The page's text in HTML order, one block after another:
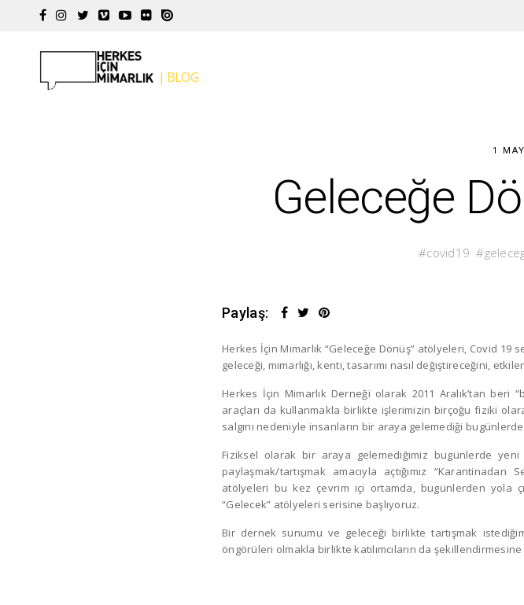
1
Geleceğe
covid19
Paylaş:
Herkes İçin Mimarlık “Geleceğe Dönüş” atölyeleri, Covid
geleceği, mimarlığı, kenti, tasarımı nasıl değiştireceğini,
Herkes İçin Mimarlık Derneği olarak 2011 Aralık’tan
araçları da kullanmakla birlikte işlerimizin birçoğu fiziki
salgını nedeniyle insanların bir araya gelemediği
Fiziksel olarak bir araya gelemediğimiz bugünlerde
paylaşmak/tartışmak amacıyla açtığımız “Karantinadan
atölyeleri bu kez çevrim içi ortamda, bugünlerden yola
“Gelecek” atölyeleri serisine başlıyoruz.
Bir dernek sunumu ve geleceği birlikte tartışmak
öngörüleri olmakla birlikte katılımcıların da